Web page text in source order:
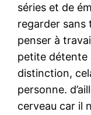
séries et de
regarder sans
penser à
petite détente
distinction,
personne.
cerveau car il